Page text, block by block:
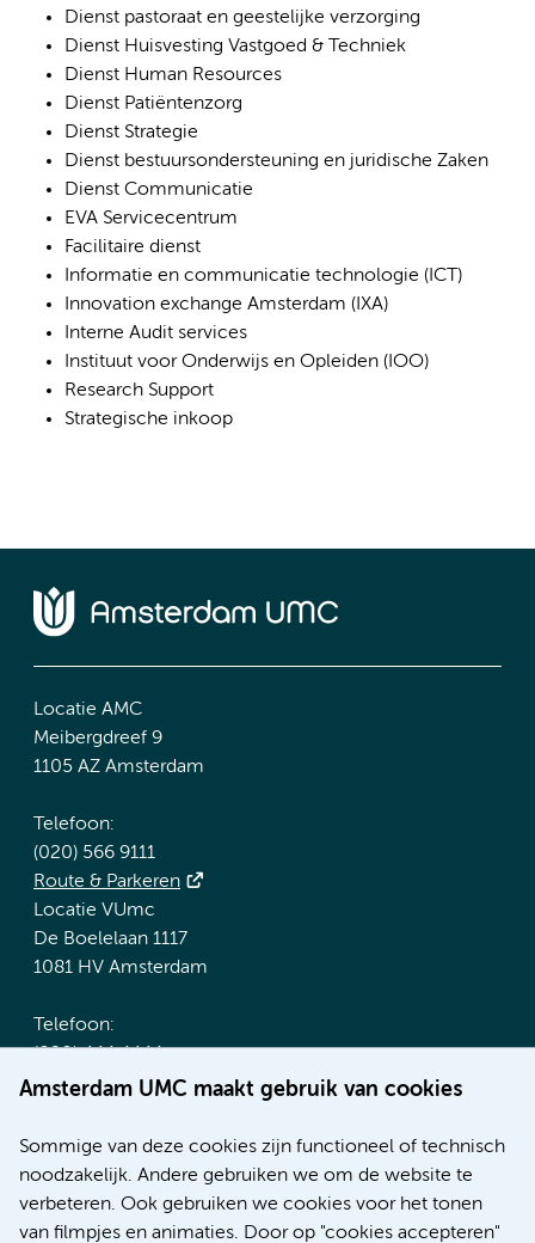
Amsterdam UMC maakt gebruik van cookies
Sommige van deze cookies zijn functioneel of technisch
noodzakelijk. Andere gebruiken we om de website te
verbeteren. Ook gebruiken we cookies voor het tonen
van filmpjes en animaties. Door op "cookies accepteren"
Dienst pastoraat en geestelijke verzorging
Dienst Huisvesting Vastgoed & Techniek
Dienst Human Resources
Dienst Patiëntenzorg
Dienst Strategie
Dienst bestuursondersteuning en juridische Zaken
Dienst Communicatie
EVA Servicecentrum
Facilitaire dienst
Informatie en communicatie technologie (ICT)
Innovation exchange Amsterdam (IXA)
Interne Audit services
Instituut voor Onderwijs en Opleiden (IOO)
Research Support
Strategische inkoop
Locatie AMC
Meibergdreef 9
1105 AZ Amsterdam
Telefoon:
(020) 566 9111
Route & Parkeren
Locatie VUmc
De Boelelaan 1117
1081 HV Amsterdam
Telefoon:
(020) 444 4444
Route & Parkeren
Meer Amsterdam UMC websites:
Werken bij Amsterdam UMC
Over Amsterdam UMC